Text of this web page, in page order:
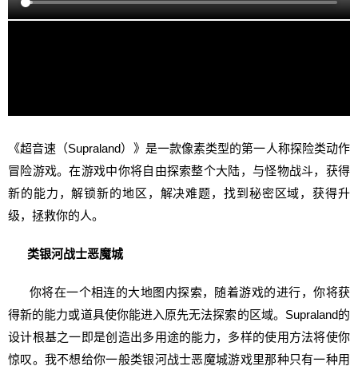
《超音速（Supraland）》是一款像素类型的第一人称探险类动作
冒险游戏。在游戏中你将自由探索整个大陆，与怪物战斗，获得
新的能力，解锁新的地区，解决难题，找到秘密区域，获得升
级，拯救你的人。
类银河战士恶魔城
你将在一个相连的大地图内探索，随着游戏的进行，你将获
得新的能力或道具使你能进入原先无法探索的区域。Supraland的
设计根基之一即是创造出多用途的能力，多样的使用方法将使你
惊叹。我不想给你一般类银河战士恶魔城游戏里那种只有一种用